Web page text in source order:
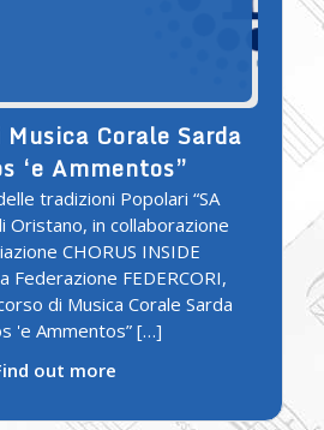
Musica Corale Sarda
‘e Ammentos”
tradizioni Popolari “SA
Oristano, in collaborazione
CHORUS INSIDE
Federazione FEDERCORI,
di Musica Corale Sarda
'e Ammentos” […]
out more